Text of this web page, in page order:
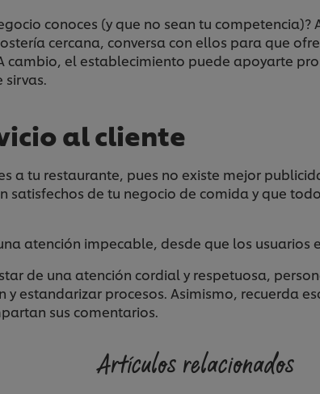
conoces (y que no sean tu
cercana, conversa con ellos para que
cambio, el establecimiento puede apoyarte
al cliente
a tu restaurante, pues no existe mejor
de tu negocio de comida y que
atención impecable, desde que los
de una atención cordial y respetuosa,
estandarizar procesos. Asimismo, recuerda
sus comentarios.
Artículos relacionados